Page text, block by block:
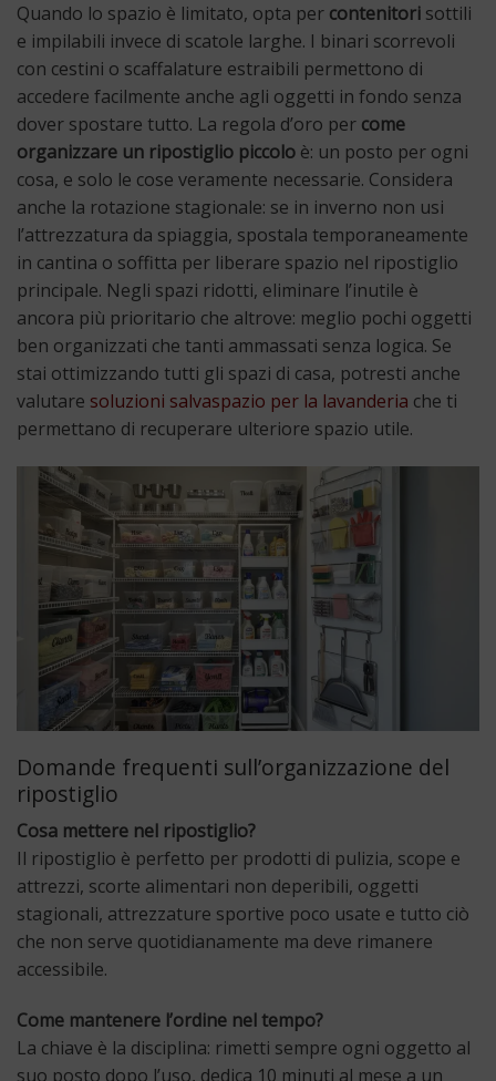
Quando lo spazio è limitato, opta per contenitori sottili
e impilabili invece di scatole larghe. I binari scorrevoli
con cestini o scaffalature estraibili permettono di
accedere facilmente anche agli oggetti in fondo senza
dover spostare tutto. La regola d’oro per come
organizzare un ripostiglio piccolo è: un posto per ogni
cosa, e solo le cose veramente necessarie. Considera
anche la rotazione stagionale: se in inverno non usi
l’attrezzatura da spiaggia, spostala temporaneamente
in cantina o soffitta per liberare spazio nel ripostiglio
principale. Negli spazi ridotti, eliminare l’inutile è
ancora più prioritario che altrove: meglio pochi oggetti
ben organizzati che tanti ammassati senza logica. Se
stai ottimizzando tutti gli spazi di casa, potresti anche
valutare soluzioni salvaspazio per la lavanderia che ti
permettano di recuperare ulteriore spazio utile.
Domande frequenti sull’organizzazione del
ripostiglio
Cosa mettere nel ripostiglio?
Il ripostiglio è perfetto per prodotti di pulizia, scope e
attrezzi, scorte alimentari non deperibili, oggetti
stagionali, attrezzature sportive poco usate e tutto ciò
che non serve quotidianamente ma deve rimanere
accessibile.
Come mantenere l’ordine nel tempo?
La chiave è la disciplina: rimetti sempre ogni oggetto al
suo posto dopo l’uso, dedica 10 minuti al mese a un